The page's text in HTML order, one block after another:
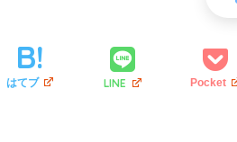
はてブ LINE Pocket